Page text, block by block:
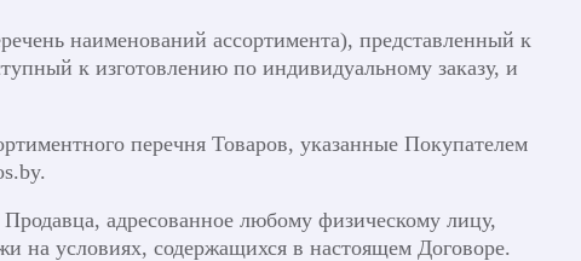
наименований ассортимента), представленный к
к изготовлению по индивидуальному заказу, и
перечня Товаров, указанные Покупателем
адресованное любому физическому лицу,
на условиях, содержащихся в настоящем Договоре.